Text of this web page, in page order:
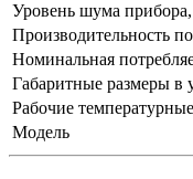
Уровень шума
Производительность
Номинальная
Габаритные размеры
Рабочие
Модель